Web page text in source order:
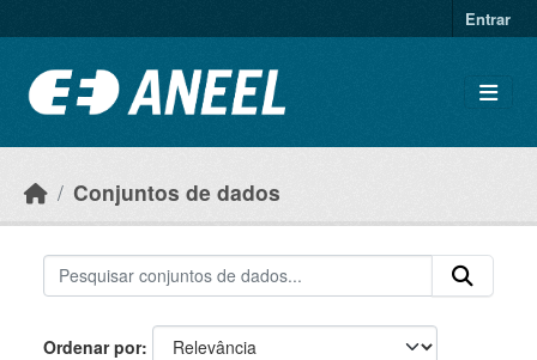
Entrar
Conjuntos de dados
Ordenar por